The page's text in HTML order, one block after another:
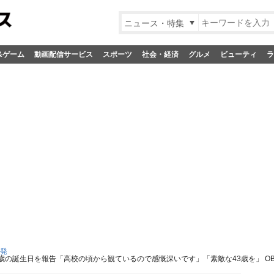
ニュース・特集
ゲーム 動画配信サービス スポーツ 社会・経済 グルメ ビューティ
の誕生日を報告「高校の頃から観ているので感慨深いです」「素敵な43歳を」